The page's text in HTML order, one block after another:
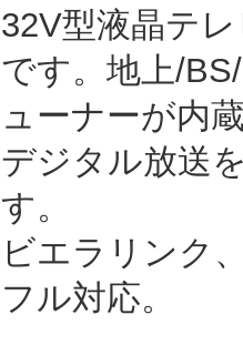
32V型液晶テ
です。地上/
ューナーが内
デジタル放送
す。
ビエラリンク
フル対応。